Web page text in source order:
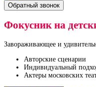
Обратный звонок
Фокусник на
Завораживающее и
Авторские сценарии
Индивидуальный
Актеры московских